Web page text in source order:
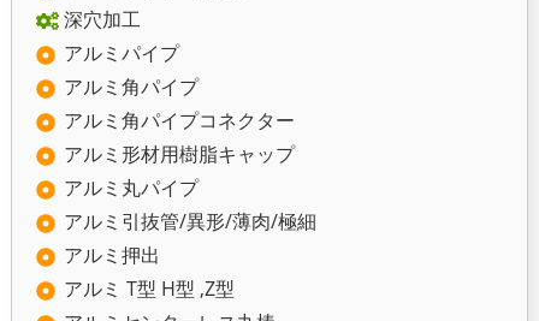
深穴加工
アルミパイプ
アルミ角パイプ
アルミ角パイプコネクター
アルミ形材用樹脂キャップ
アルミ丸パイプ
アルミ引抜管/異形/薄肉/極細
アルミ押出
アルミ T型 H型 ,Z型